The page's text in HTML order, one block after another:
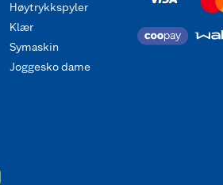
Høytrykkspyler
Klær
Symaskin
Joggesko dame